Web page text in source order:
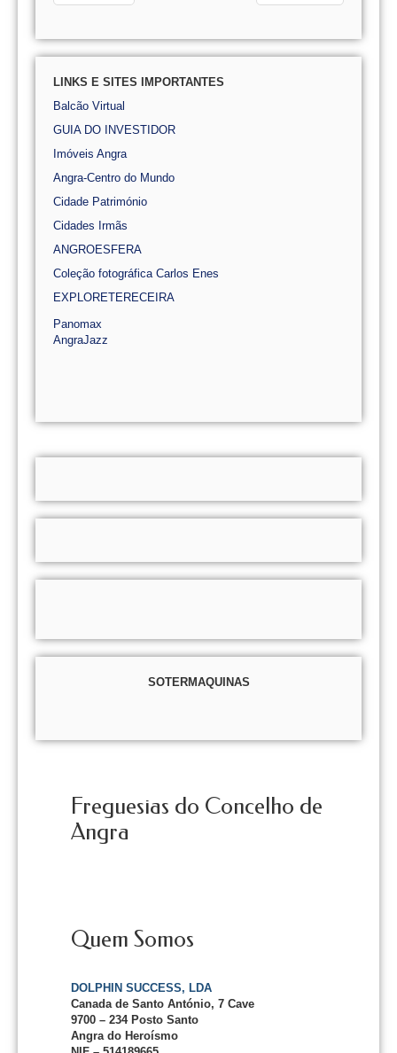
LINKS E SITES IMPORTANTES
Balcão Virtual
GUIA DO INVESTIDOR
Imóveis Angra
Angra-Centro do Mundo
Cidade Património
Cidades Irmãs
ANGROESFERA
Coleção fotográfica Carlos Enes
EXPLORETERECEIRA
Panomax
AngraJazz
SOTERMAQUINAS
Freguesias do Concelho de
Angra
Quem Somos
DOLPHIN SUCCESS, LDA
Canada de Santo António, 7 Cave
9700 – 234 Posto Santo
Angra do Heroísmo